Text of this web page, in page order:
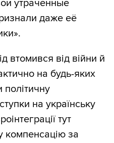
утраченные
даже её
втомився від війни й
на будь-яких
на українську
тут
компенсацію за